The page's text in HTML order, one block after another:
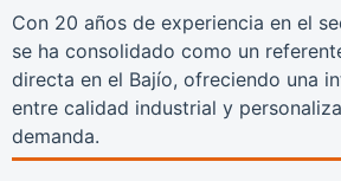
Con 20 años de experiencia en el
se ha consolidado como un
directa en el Bajío, ofreciendo una
entre calidad industrial y
demanda.